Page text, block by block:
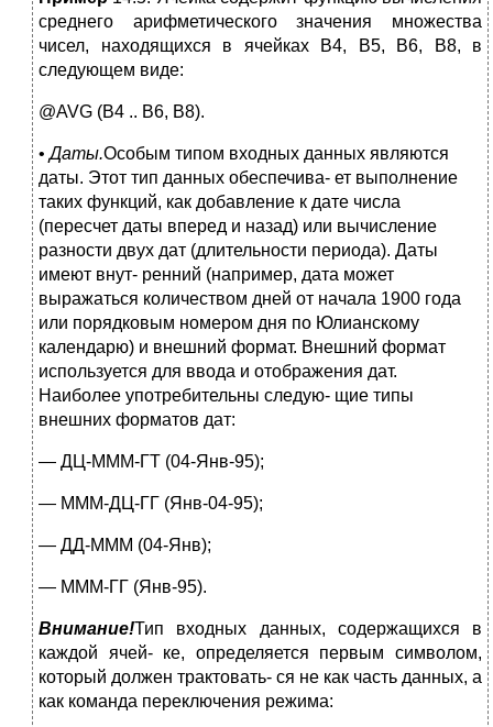
среднего арифметического значения множества
чисел, находящихся в ячейках В4, В5, В6, В8, в
следующем виде:
@AVG (В4 .. В6, В8).
•Даты.Особым типом входных данных являются
даты. Этот тип данных обеспечива- ет выполнение
таких функций, как добавление к дате числа
(пересчет даты вперед и назад) или вычисление
разности двух дат (длительности периода). Даты
имеют внут- ренний (например, дата может
выражаться количеством дней от начала 1900 года
или порядковым номером дня по Юлианскому
календарю) и внешний формат. Внешний формат
используется для ввода и отображения дат.
Наиболее употребительны следую- щие типы
внешних форматов дат:
— ДЦ-МММ-ГТ (04-Янв-95);
— МММ-ДЦ-ГГ (Янв-04-95);
— ДД-МММ (04-Янв);
— МММ-ГГ (Янв-95).
Внимание!Тип входных данных, содержащихся в
каждой ячей- ке, определяется первым символом,
который должен трактовать- ся не как часть данных, а
как команда переключения режима: